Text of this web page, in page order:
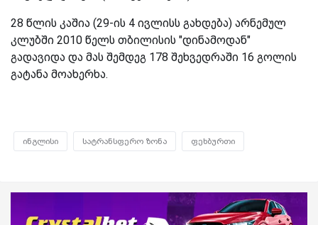
28 წლის კაშია (29-ის 4 ივლისს გახდება) არნემულ
კლუბში 2010 წელს თბილისის "დინამოდან"
გადავიდა და მას შემდეგ 178 შეხვედრაში 16 გოლის
გატანა მოახერხა.
ინგლისი სატრანსფერო ზონა ფეხბურთი